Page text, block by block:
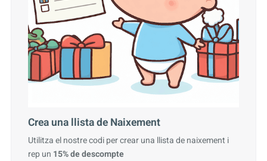
Crea una llista de Naixement
Utilitza el nostre codi per crear una llista de naixement i
rep un 15% de descompte